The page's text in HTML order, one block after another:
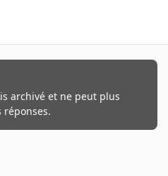
archivé et ne peut plus
réponses.